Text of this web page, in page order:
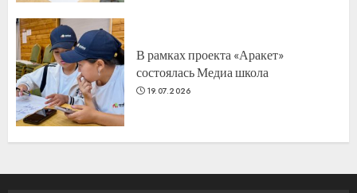
В рамках проекта «Аракет»
состоялась Медиа школа
19.07.2026